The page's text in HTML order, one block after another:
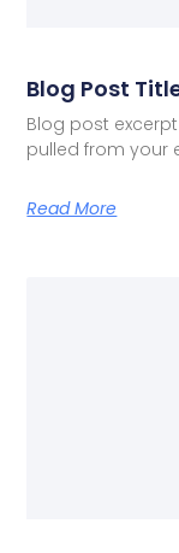
Blog Post
Blog post
pulled from your
Read More